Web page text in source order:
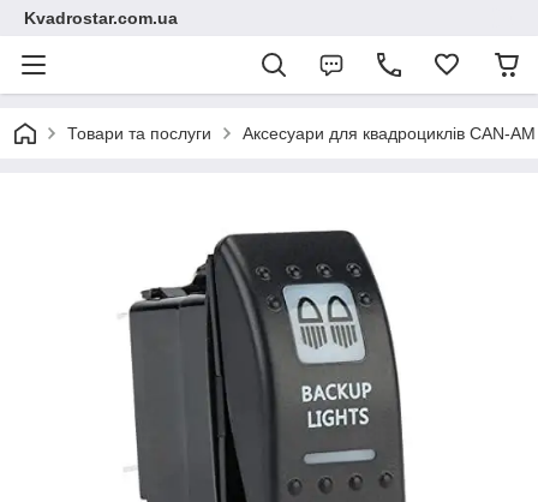
Kvadrostar.com.ua
Товари та послуги Аксесуари для квадроциклів CAN-